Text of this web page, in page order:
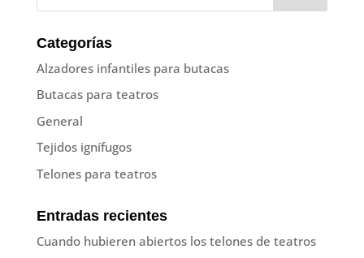
Categorías
Alzadores infantiles para butacas
Butacas para teatros
General
Tejidos ignífugos
Telones para teatros
Entradas recientes
Cuando hubieren abiertos los telones de teatros